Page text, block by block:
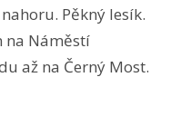
Pěkný lesík.
na Náměstí
až na Černý Most.